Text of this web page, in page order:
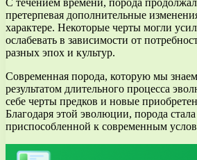
С течением времени, порода
претерпевая дополнительные
характере. Некоторые черты могли
ослабевать в зависимости от
разных эпох и культур.
Современная порода, которую мы знаем
результатом длительного процесса
себе черты предков и новые
Благодаря этой эволюции, порода
приспособленной к современным